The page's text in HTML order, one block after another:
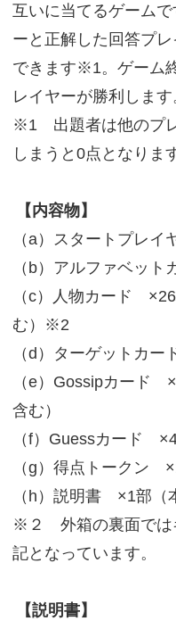
互いに当てるゲーム
ーと正解した回答プ
できます※1。ゲーム
レイヤーが勝利します
※1 出題者は他のプ
しまうと0点となりま
【内容物】
（a）スタートプレ
（b）アルファベッ
（c）人物カード
む）※2
（d）ターゲットカ
（e）Gossipカード
含む）
（f）Guessカード
（g）得点トークン
（h）説明書 ×1部（
※２ 外箱の裏面では
記となっています。
【説明書】